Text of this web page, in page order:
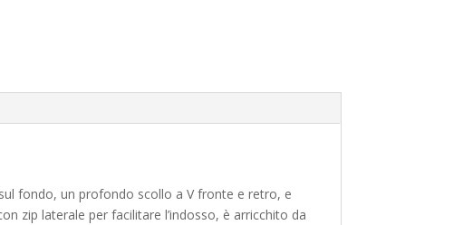
fondo, un profondo scollo a V fronte e retro, e
zip laterale per facilitare l’indosso, è arricchito da